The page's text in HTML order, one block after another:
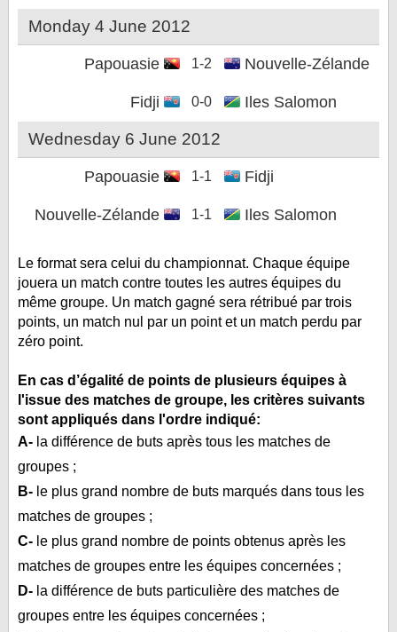
Monday 4 June 2012
Papouasie 1-2 Nouvelle-Zélande
Fidji 0-0 Iles Salomon
Wednesday 6 June 2012
Papouasie 1-1 Fidji
Nouvelle-Zélande 1-1 Iles Salomon
Le format sera celui du championnat. Chaque équipe
jouera un match contre toutes les autres équipes du
même groupe. Un match gagné sera rétribué par trois
points, un match nul par un point et un match perdu par
zéro point.
En cas d’égalité de points de plusieurs équipes à
l'issue des matches de groupe, les critères suivants
sont appliqués dans l'ordre indiqué:
A-la différence de buts après tous les matches de
groupes ;
B-le plus grand nombre de buts marqués dans tous les
matches de groupes ;
C-le plus grand nombre de points obtenus après les
matches de groupes entre les équipes concernées ;
D-la différence de buts particulière des matches de
groupes entre les équipes concernées ;